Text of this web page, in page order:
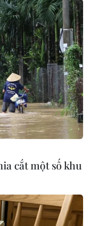
hộ ứng cử viên
đã có 58,3 triệu
Vietnam+)
cắt một số khu